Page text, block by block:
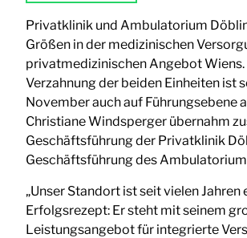
Privatklinik und Ambulatorium
Größen in der medizinischen
privatmedizinischen Angebot Wiens.
Verzahnung der beiden Einheiten ist
November auch auf Führungsebene
Christiane Windsperger übernahm
Geschäftsführung der Privatklinik
Geschäftsführung des
„Unser Standort ist seit vielen Jahren
Erfolgsrezept: Er steht mit seinem
Leistungsangebot für integrierte